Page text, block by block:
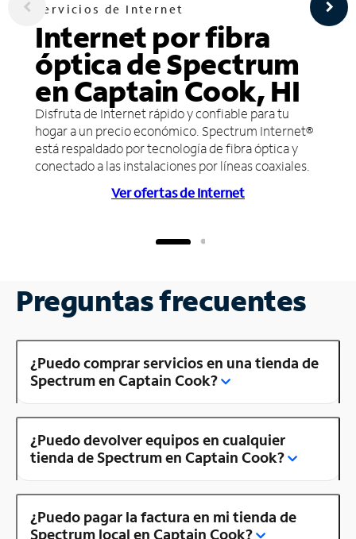
Servicios de Internet
Internet por fibra
óptica de Spectrum
en Captain Cook, HI
Disfruta de Internet rápido y confiable para tu
hogar a un precio económico. Spectrum Internet®
está respaldado por tecnología de fibra óptica y
conectado a las instalaciones por líneas coaxiales.
Ver ofertas de Internet
Preguntas frecuentes
¿Puedo comprar servicios en una tienda de
Spectrum en Captain Cook?
¿Puedo devolver equipos en cualquier
tienda de Spectrum en Captain Cook?
¿Puedo pagar la factura en mi tienda de
Spectrum local en Captain Cook?